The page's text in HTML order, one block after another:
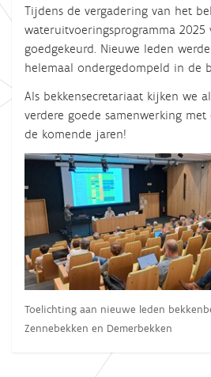
Tijdens de vergadering van het
wateruitvoeringsprogramma 2025
goedgekeurd. Nieuwe leden
helemaal ondergedompeld in de
Als bekkensecretariaat kijken we
verdere goede samenwerking
de komende jaren!
Toelichting aan nieuwe leden
Zennebekken en Demerbekken